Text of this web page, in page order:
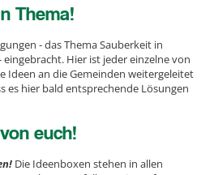
Thema!
- das Thema Sauberkeit in
Hier ist jeder einzelne von
Ideen an die Gemeinden weitergeleitet
es hier bald entsprechende Lösungen
euch!
Die Ideenboxen stehen in allen